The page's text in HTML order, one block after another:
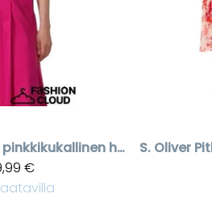
Naisten pinkkikukallinen hihaton paita
€
S. Oliver